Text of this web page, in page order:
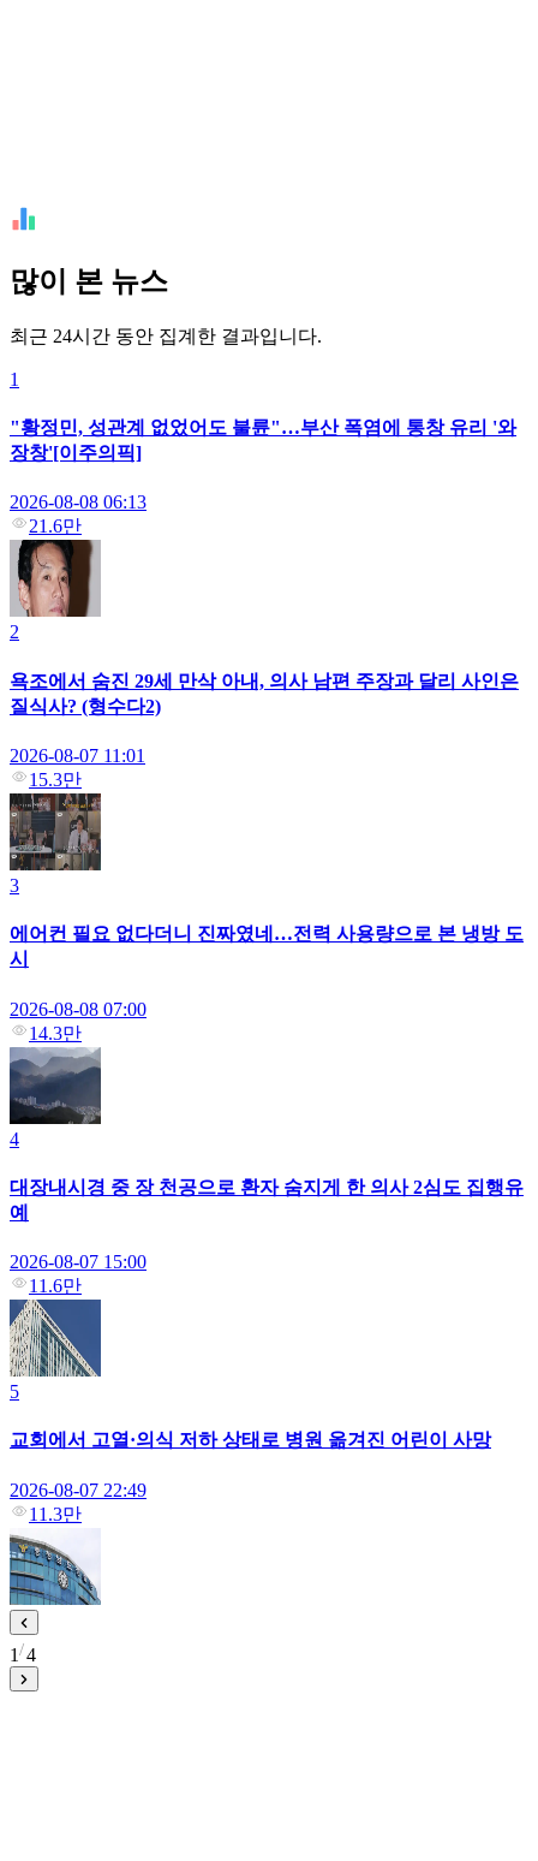
많이 본 뉴스
최근 24시간 동안 집계한 결과입니다.
1
"황정민, 성관계 없었어도 불륜"…부산 폭염에 통창 유리 '와
장창'[이주의픽]
2026-08-08 06:13
21.6만
2
욕조에서 숨진 29세 만삭 아내, 의사 남편 주장과 달리 사인은
질식사? (형수다2)
2026-08-07 11:01
15.3만
3
에어컨 필요 없다더니 진짜였네…전력 사용량으로 본 냉방 도
시
2026-08-08 07:00
14.3만
4
대장내시경 중 장 천공으로 환자 숨지게 한 의사 2심도 집행유
예
2026-08-07 15:00
11.6만
5
교회에서 고열·의식 저하 상태로 병원 옮겨진 어린이 사망
2026-08-07 22:49
11.3만
1 4